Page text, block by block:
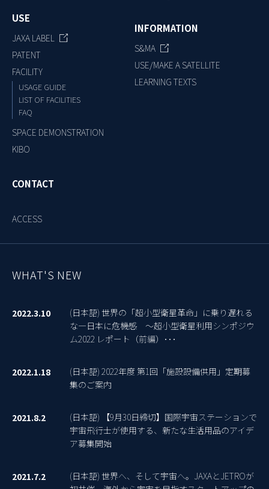
USE
JAXA LABEL
PATENT
FACILITY
USAGE GUIDE
LIST OF FACILITIES
FAQ
SPACE DEMONSTRATION
KIBO
INFORMATION
S&MA
USE/MAKE A SATELLITE
LEARNING TEXTS
CONTACT
ACCESS
WHAT'S NEW
2022.3.10
(日本語) 世界の「超小型衛星革命」に乗り遅れる
な―日本に危機感 ～超小型衛星利用シンポジウ
ム2022 レポート（前編）･･･
2022.1.18
(日本語) 2022年度 第1回「施設設備供用」定期募
集のご案内
2021.8.2
(日本語) 【9月30日締切】国際宇宙ステーションで
宇宙飛行士が使用する、新たな生活用品のアイデ
ア募集開始
2021.7.2
(日本語) 世界へ、そして宇宙へ。JAXAとJETROが